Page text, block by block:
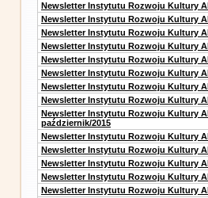
Newsletter Instytutu Rozwoju Kultury
Newsletter Instytutu Rozwoju Kultury
Newsletter Instytutu Rozwoju Kultury
Newsletter Instytutu Rozwoju Kultury
Newsletter Instytutu Rozwoju Kultury
Newsletter Instytutu Rozwoju Kultury
Newsletter Instytutu Rozwoju Kultury
Newsletter Instytutu Rozwoju Kultury
Newsletter Instytutu Rozwoju Kultury
październik/2015
Newsletter Instytutu Rozwoju Kultury
Newsletter Instytutu Rozwoju Kultury
Newsletter Instytutu Rozwoju Kultury
Newsletter Instytutu Rozwoju Kultury
Newsletter Instytutu Rozwoju Kultury